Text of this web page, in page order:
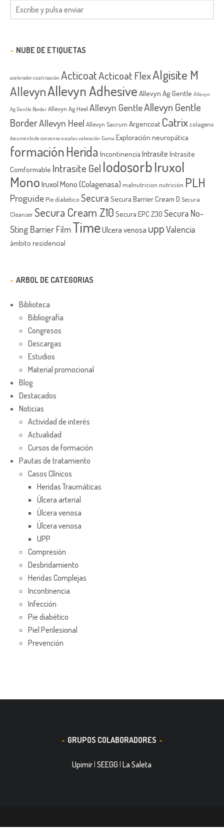
NUBE DE ETIQUETAS
acelerador cicatrización ActicoatActicoat FlexAlgisite M
AllevynAllevyn Adhesive Allevyn Ag Gentle Allevyn
Ag Gentle Border Allevyn Ag Heel Allevyn GentleAllevyn Gentle
BorderAllevyn Heel Allevyn Sacrum Argencoat Catrix colageno
documento de consenso escalas valoración Ewma Exploración neuropática
formaciónHerida Incontinencia Intrasite Intrasite
Comformable Intrasite Gel IodosorbIruxol
MonoIruxol Mono (Colagenasa) malnutricion nutrición PLH
Proguide Píe diabético Secura Secura Barrier Cream D Secura
CleanserSecura Cream Z10 Secura EPC Z30 Secura No-
Sting Barrier FilmTimeUlcera venosa uppValencia
ámbito residencial
ARBOL DE CATEGORIAS
Biblioteca
Bibliografía
Congresos
Descargas
Estudios
Material promocional
Blog
Destacados
Noticias
Actividad de interés
Actualidad
Cursos de formación
Pautas de tratamiento
Casos Clínicos
Heridas Traumáticas
Úlcera arterial
Úlcera venosa
Úlcera venosa
UPP
Compresión
Desbridamiento
Heridas Complejas
Incontinencia
Infección
Pie diabético
Piel Perilesional
Prevención
GRUPOS COLABORADORES
Upimir |SEEGG |La Saleta